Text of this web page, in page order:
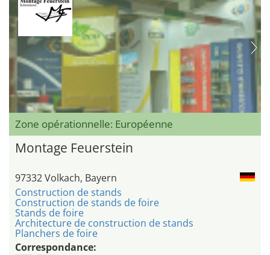
Zone opérationnelle: Européenne
Montage Feuerstein
97332 Volkach, Bayern
Construction de stands
Construction de stands de foire
Stands de foire
Architecture de construction de stands
Planchers de foire
Correspondance: